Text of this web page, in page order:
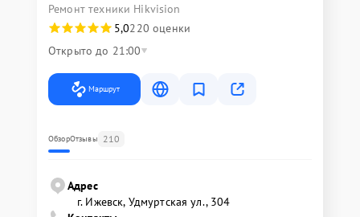
Ремонт техники Hikvision
5,0220 оценки
Открыто до 21:00
Маршрут
ОбзорОтзывы 210
Адрес
г. Ижевск, Удмуртская ул., 304